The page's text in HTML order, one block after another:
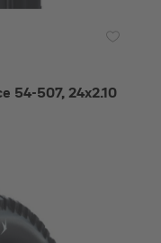
54-507, 24x2.10